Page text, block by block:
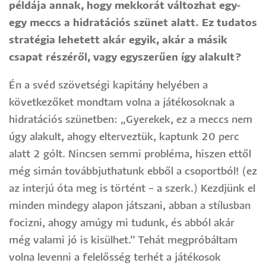
példája annak, hogy mekkorát változhat egy-
egy meccs a hidratációs szünet alatt. Ez tudatos
stratégia lehetett akár egyik, akár a másik
csapat részéről, vagy egyszerűen így alakult?
Én a svéd szövetségi kapitány helyében a
következőket mondtam volna a játékosoknak a
hidratációs szünetben: „Gyerekek, ez a meccs nem
úgy alakult, ahogy elterveztük, kaptunk 20 perc
alatt 2 gólt. Nincsen semmi probléma, hiszen ettől
még simán továbbjuthatunk ebből a csoportból! (ez
az interjú óta meg is történt – a szerk.) Kezdjünk el
minden mindegy alapon játszani, abban a stílusban
focizni, ahogy amúgy mi tudunk, és abból akár
még valami jó is kisülhet.” Tehát megpróbáltam
volna levenni a felelősség terhét a játékosok